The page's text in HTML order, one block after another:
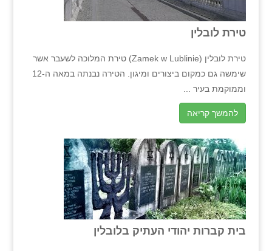
טירת לובלין
טירת לובלין (Zamek w Lublinie) טירת המלוכה לשעבר אשר
שימשה גם כמקום ביצורים ומיגון. הטירה נבנתה במאה ה-12
וממוקמת בעיר ...
להמשך קריאה
בית קברות יהודי העתיק בלובלין